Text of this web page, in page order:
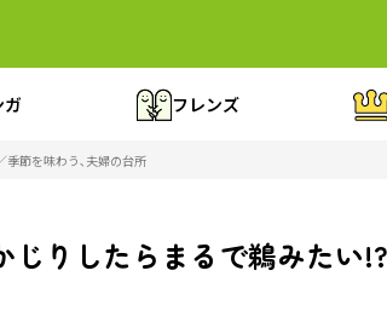
ガ フレンズ
季節を味わう､夫婦の台所
りしたらまるで鵜みたい